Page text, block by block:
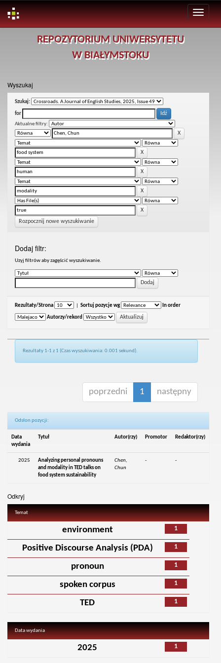
REPOZYTORIUM UNIWERSYTETU
W BIAŁYMSTOKU
Wyszukaj
Szukaj:
for
Aktualne filtry:
Rozpocznij nowe wyszukiwanie
Dodaj filtr:
Uzyj filtrów aby zagęścić wyszukiwanie.
Rezultaty/Strona Sortuj pozycje wg In order
Autorzy/rekord
Rezultaty 1-1 z 1 (Czas wyszukiwania: 0.001 sekund).
poprzedni 1 następny
Odsłon pozycji:
Data
wydania
Tytuł Autor(rzy) Promotor Redaktor(rzy)
2025
Analyzing personal pronouns
and modality in TED talks on
food system sustainability
Chen,
Chun
- -
Odkryj
Temat
1
environment
1
Positive Discourse Analysis (PDA)
1
pronoun
1
spoken corpus
1
TED
Data wydania
1
2025